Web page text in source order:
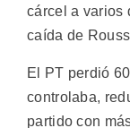
cárcel a varios
caída de
El PT perdió
controlaba,
partido con